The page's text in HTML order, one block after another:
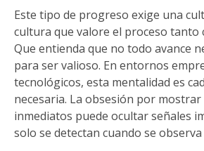
Este tipo de progreso exige una
cultura que valore el proceso tanto
Que entienda que no todo avance
para ser valioso. En entornos
tecnológicos, esta mentalidad es
necesaria. La obsesión por
inmediatos puede ocultar señales
solo se detectan cuando se